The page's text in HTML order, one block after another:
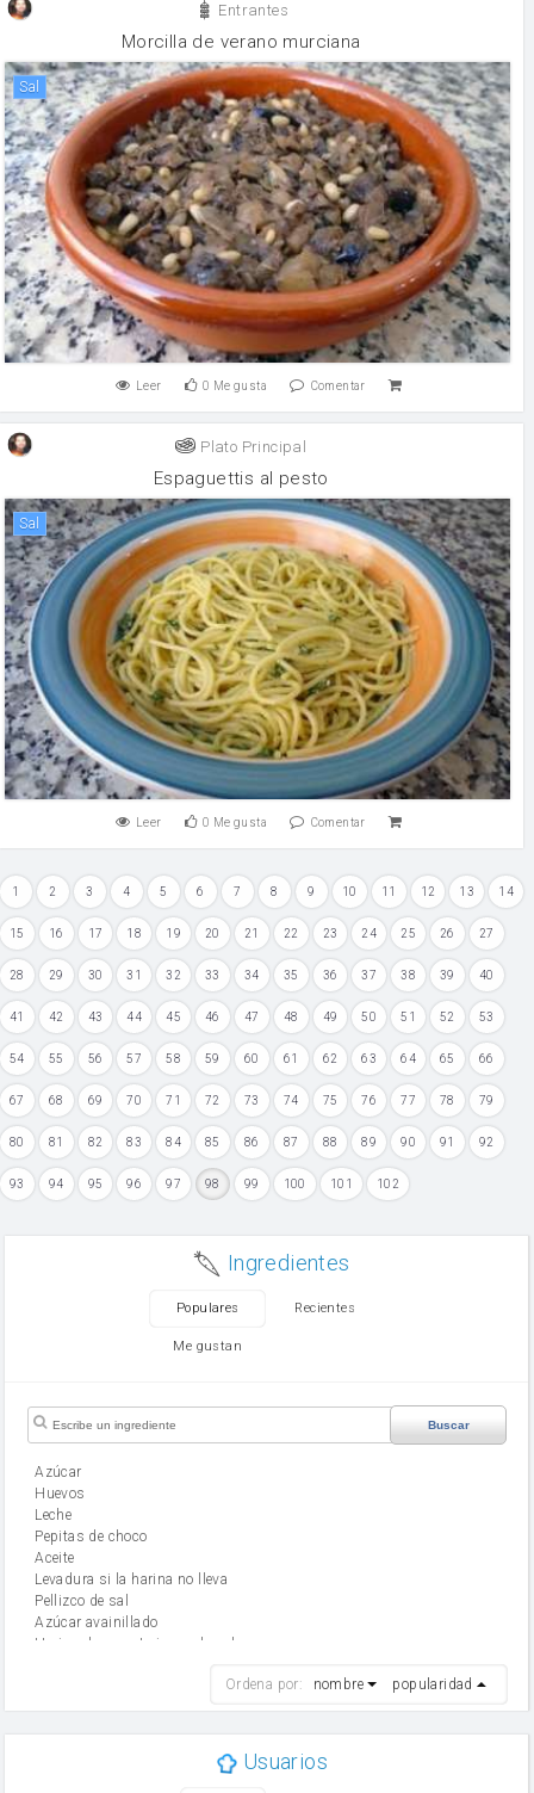
Entrantes
Morcilla de verano murciana
sal
Leer 0 Me gusta Comentar
Plato Principal
Espaguettis al pesto
sal
Leer 0 Me gusta Comentar
1 2 3 4 5 6 7 8 9 10 11 12 13 14
15 16 17 18 19 20 21 22 23 24 25 26 27
28 29 30 31 32 33 34 35 36 37 38 39 40
41 42 43 44 45 46 47 48 49 50 51 52 53
54 55 56 57 58 59 60 61 62 63 64 65 66
67 68 69 70 71 72 73 74 75 76 77 78 79
80 81 82 83 84 85 86 87 88 89 90 91 92
93 94 95 96 97 98 99 100 101 102
Ingredientes
Populares Recientes
Me gustan
Buscar
Azúcar
huevos
leche
Pepitas de choco
aceite
Levadura si la harina no lleva
Pellizco de sal
Azúcar avainillado
Harina de reposteria con levadura
mantequilla
Ordena por: nombre popularidad
Usuarios